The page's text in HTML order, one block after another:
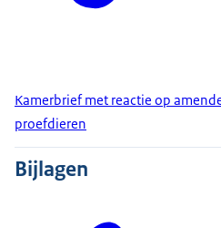
Kamerbrief met reactie op
proefdieren
Bijlagen